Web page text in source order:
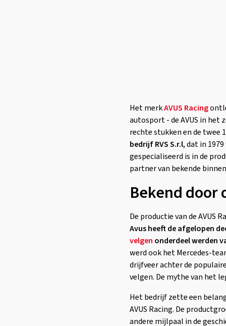
Het merkAVUS Racing
autosport - de AVUS in het
rechte stukken en de twee
bedrijf RVS S.r.l, dat in
gespecialiseerd is in de
partner van bekende
Bekend door
De productie van de AVUS
Avus heeft de afgelopen
velgen onderdeel werden
werd ook het Mercedes-
drijfveer achter de
velgen. De mythe van het
Het bedrijf zette een
AVUS Racing. De
andere mijlpaal in de